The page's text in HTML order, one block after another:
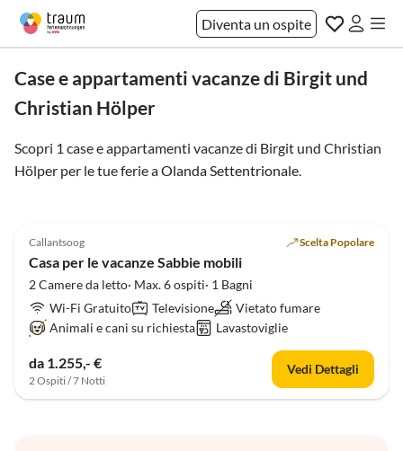
Diventa un ospite
Case e appartamenti vacanze di Birgit und
Christian Hölper
Scopri 1 case e appartamenti vacanze di Birgit und Christian
Hölper per le tue ferie aOlanda Settentrionale.
Callantsoog Scelta Popolare
Casa per le vacanze Sabbie mobili
2 Camere da letto· Max. 6 ospiti· 1 Bagni
Wi-Fi Gratuito
Televisione
Vietato fumare
Animali e cani su richiesta
Lavastoviglie
da 1.255,- €
2 Ospiti / 7 Notti
Vedi Dettagli